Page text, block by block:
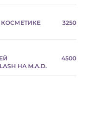
3250
НА M.A.D.
4500